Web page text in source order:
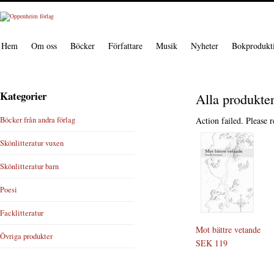
Hem Om oss Böcker Författare Musik Nyheter
Alla produkter
Action failed. Please
Mot bättre vetande
SEK 119
Kategorier
Böcker från andra förlag
Skönlitteratur vuxen
Skönlitteratur barn
Poesi
Facklitteratur
Övriga produkter